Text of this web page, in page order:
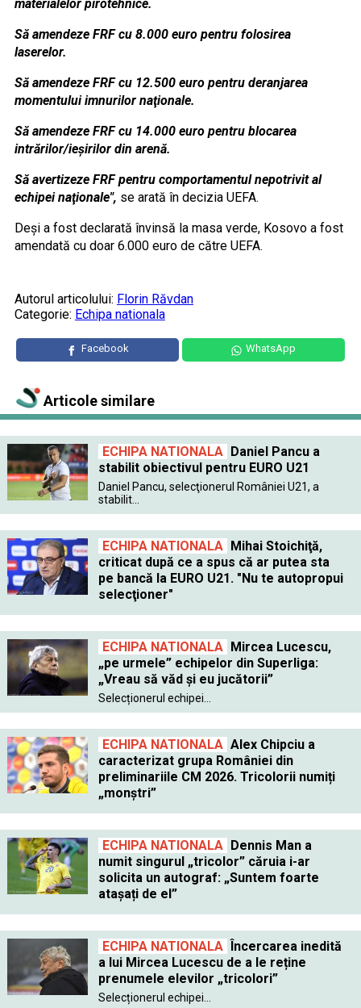
materialelor pirotehnice.
Să amendeze FRF cu 8.000 euro pentru folosirea
laserelor.
Să amendeze FRF cu 12.500 euro pentru deranjarea
momentului imnurilor naţionale.
Să amendeze FRF cu 14.000 euro pentru blocarea
intrărilor/ieşirilor din arenă.
Să avertizeze FRF pentru comportamentul nepotrivit al
echipei naţionale", se arată în decizia UEFA.
Deşi a fost declarată învinsă la masa verde, Kosovo a fost
amendată cu doar 6.000 euro de către UEFA.
Autorul articolului: Florin Răvdan
Categorie: Echipa nationala
Facebook WhatsApp
Articole similare
ECHIPA NATIONALA Daniel Pancu a
stabilit obiectivul pentru EURO U21
Daniel Pancu, selecţionerul României U21, a
stabilit...
ECHIPA NATIONALA Mihai Stoichiţă,
criticat după ce a spus că ar putea sta
pe bancă la EURO U21. "Nu te autopropui
selecţioner"
ECHIPA NATIONALA Mircea Lucescu,
„pe urmele” echipelor din Superliga:
„Vreau să văd și eu jucătorii”
Selecționerul echipei...
ECHIPA NATIONALA Alex Chipciu a
caracterizat grupa României din
preliminariile CM 2026. Tricolorii numiți
„monștri”
ECHIPA NATIONALA Dennis Man a
numit singurul „tricolor” căruia i-ar
solicita un autograf: „Suntem foarte
atașați de el”
ECHIPA NATIONALA Încercarea inedită
a lui Mircea Lucescu de a le reține
prenumele elevilor „tricolori”
Selecționerul echipei...